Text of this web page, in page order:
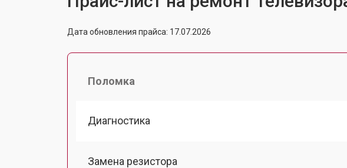
Дата обновления прайса: 17.07.2026
Поломка
Диагностика
Замена резистора